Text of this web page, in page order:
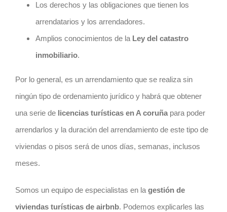
Los derechos y las obligaciones que tienen los
arrendatarios y los arrendadores.
Amplios conocimientos de la Ley del catastro
inmobiliario.
Por lo general, es un arrendamiento que se realiza sin
ningún tipo de ordenamiento jurídico y habrá que obtener
una serie de licencias turísticas en A coruñapara poder
arrendarlos y la duración del arrendamiento de este tipo de
viviendas o pisos será de unos días, semanas, inclusos
meses.
Somos un equipo de especialistas en la gestión de
viviendas turísticas de airbnb. Podemos explicarles las